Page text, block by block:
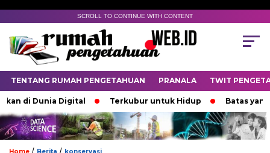
SCROLL TO CONTINUE WITH CONTENT
TENTANG RUMAH PENGETAHUAN PRANALA TWIT
Dunia Digital Terkubur untuk Hidup Batas yang
/ /